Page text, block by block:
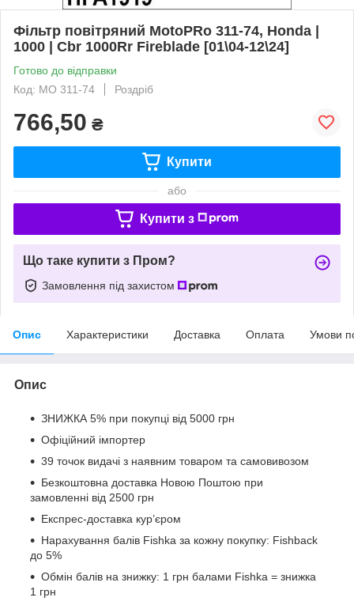
Фільтр повітряний MotoPRo 311-74, Honda |
1000 | Cbr 1000Rr Fireblade [01\04-12\24]
Готово до відправки
Код: MO 311-74
Роздріб
766,50 ₴
Купити
або
Купити з
Що таке купити з Пром?
Замовлення під захистом
Опис Характеристики Доставка Оплата Умови
Опис
ЗНИЖКА 5% при покупці від 5000 грн
Офіційний імпортер
39 точок видачі з наявним товаром та самовивозом
Безкоштовна доставка Новою Поштою при
замовленні від 2500 грн
Експрес-доставка кур’єром
Нарахування балів Fishka за кожну покупку: Fishback
до 5%
Обмін балів на знижку: 1 грн балами Fishka = знижка
1 грн